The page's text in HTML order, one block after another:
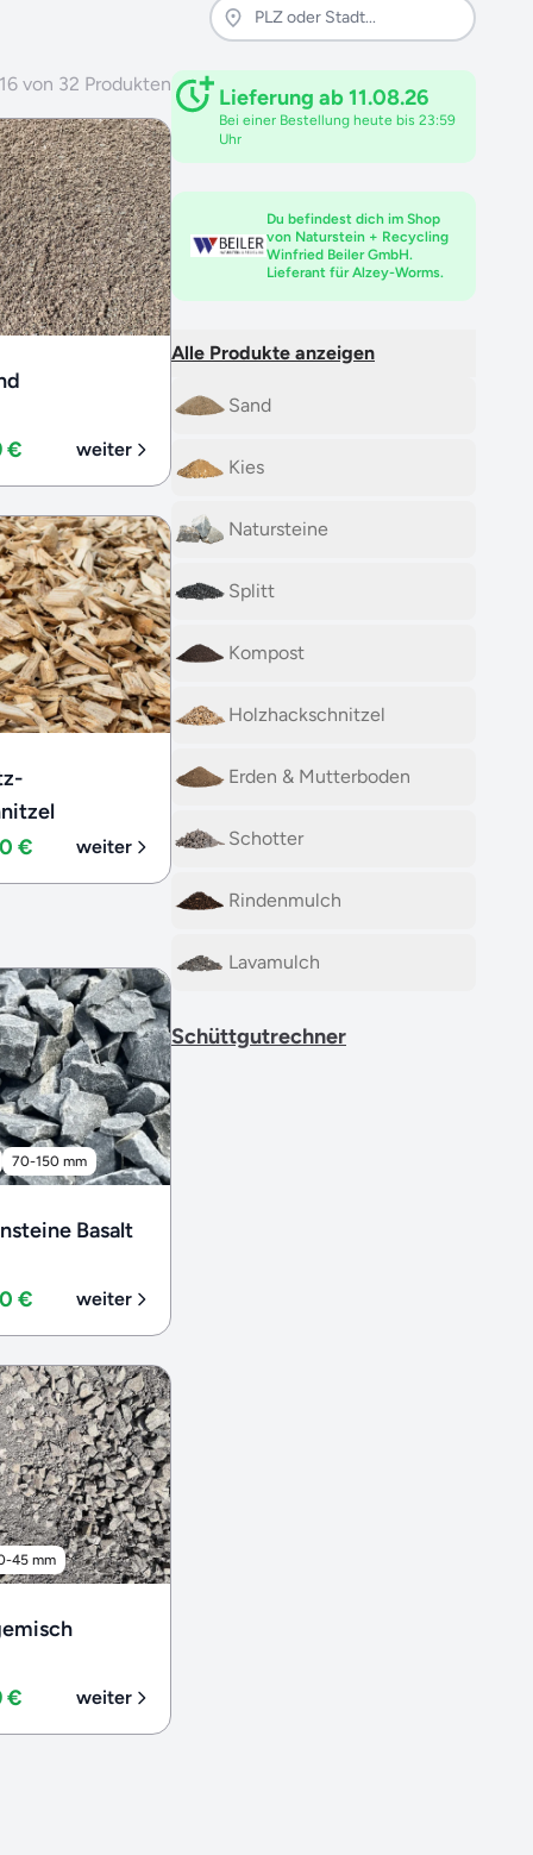
16 von 32 Produkten
€ weiter
€
weiter
70-150 mm
Basalt
€ weiter
45 mm
€ weiter
Lieferung ab 11.08.26
Bei einer Bestellung heute bis 23:59
Uhr
Du befindest dich im Shop
von Naturstein + Recycling
Winfried Beiler GmbH.
Lieferant für Alzey-Worms.
Alle Produkte anzeigen
Sand
Kies
Natursteine
Splitt
Kompost
Holzhackschnitzel
Erden & Mutterboden
Schotter
Rindenmulch
Lavamulch
Schüttgutrechner